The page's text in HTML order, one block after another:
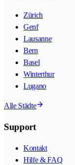
Zürich
Genf
Lausanne
Bern
Basel
Winterthur
Lugano
Alle Städte
Support
Kontakt
Hilfe & FAQ